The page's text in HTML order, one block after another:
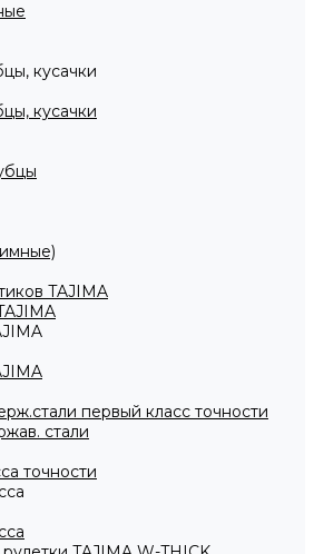
кусачки
кусачки
TAJIMA
первый класс точности
стали
точности